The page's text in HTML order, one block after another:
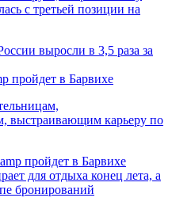
с третьей позиции на
пройдет в Барвихе
выстраивающим карьеру по
для отдыха конец лета, а
бронирований